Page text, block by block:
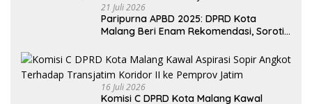
21 Juli 2026
Paripurna APBD 2025: DPRD Kota
Malang Beri Enam Rekomendasi, Soroti
16 Juli 2026
Komisi C DPRD Kota Malang Kawal